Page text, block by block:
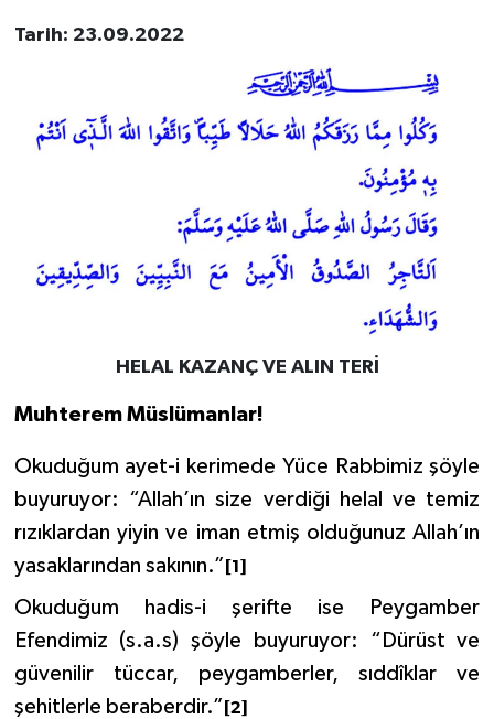
Tarih: 23.09.2022
HELAL KAZANÇ VE ALIN TERİ
Muhterem Müslümanlar!
Okuduğum ayet-i kerimede Yüce Rabbimiz şöyle
buyuruyor: “Allah’ın size verdiği helal ve temiz
rızıklardan yiyin ve iman etmiş olduğunuz Allah’ın
yasaklarından sakının.” [1]
Okuduğum hadis-i şerifte ise Peygamber
Efendimiz (s.a.s) şöyle buyuruyor: “Dürüst ve
güvenilir tüccar, peygamberler, sıddîklar ve
şehitlerle beraberdir.” [2]
Bursa Müftülüğü
Çanakkale Müftülüğü
Diyarbakır Müftülüğü
Düzce Müftülüğü
Edirne Müftülüğü
Elazığ Müftülüğü
Podcast
İhtida Haberleri
YAŞAM